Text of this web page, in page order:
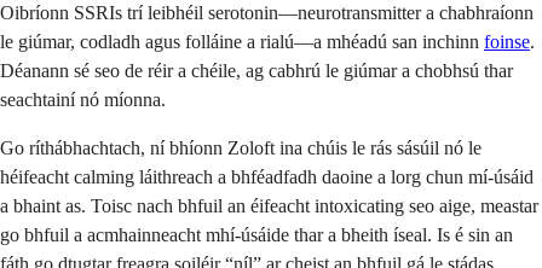
Oibríonn SSRIs trí leibhéil serotonin—neurotransmitter a chabhraíonn
le giúmar, codladh agus folláine a rialú—a mhéadú san inchinn foinse.
Déanann sé seo de réir a chéile, ag cabhrú le giúmar a chobhsú thar
seachtainí nó míonna.
Go ríthábhachtach, ní bhíonn Zoloft ina chúis le rás sásúil nó le
héifeacht calming láithreach a bhféadfadh daoine a lorg chun mí-úsáid
a bhaint as. Toisc nach bhfuil an éifeacht intoxicating seo aige, meastar
go bhfuil a acmhainneacht mhí-úsáide thar a bheith íseal. Is é sin an
fáth go dtugtar freagra soiléir “níl” ar cheist an bhfuil gá le stádas